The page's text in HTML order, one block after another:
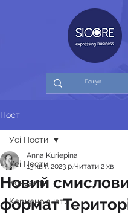
Пост
Усі Пости
Концепти
Корисно знати
Усі Пости
Новий
формат
Anna Kuriepina
13 квіт. 2023 р.Читати 2 хв